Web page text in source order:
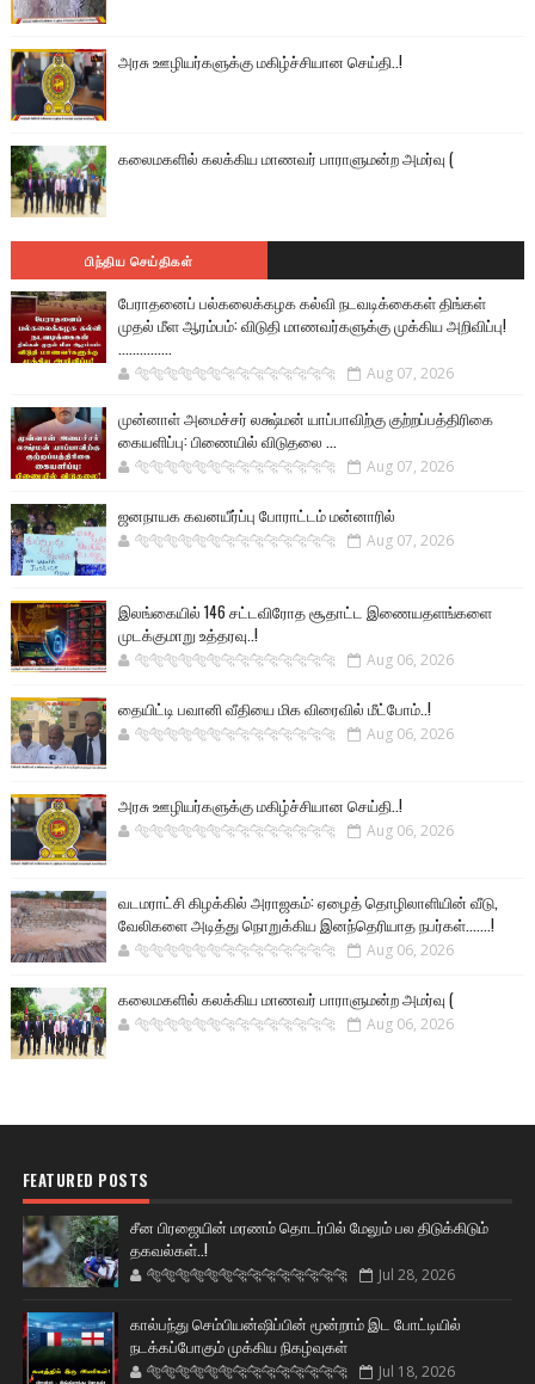
அரசு ஊழியர்களுக்கு மகிழ்ச்சியான செய்தி..!
கலைமகளில் கலக்கிய மாணவர் பாராளுமன்ற அமர்வு (
பிந்திய செய்திகள்
பேராதனைப் பல்கலைக்கழக கல்வி நடவடிக்கைகள் திங்கள்
முதல் மீள ஆரம்பம்: விடுதி மாணவர்களுக்கு முக்கிய அறிவிப்பு!
...............
🐅🐅🐅🐅🐅🐅🐆🐆🐆🐆🐆🐆🐆🐆 Aug 07, 2026
முன்னாள் அமைச்சர் லக்ஷ்மன் யாப்பாவிற்கு குற்றப்பத்திரிகை
கையளிப்பு: பிணையில் விடுதலை ...
🐅🐅🐅🐅🐅🐅🐆🐆🐆🐆🐆🐆🐆🐆 Aug 07, 2026
ஜனநாயக கவனயீர்ப்பு போராட்டம் மன்னாரில்
🐅🐅🐅🐅🐅🐅🐆🐆🐆🐆🐆🐆🐆🐆 Aug 07, 2026
இலங்கையில் 146 சட்டவிரோத சூதாட்ட இணையதளங்களை
முடக்குமாறு உத்தரவு..!
🐅🐅🐅🐅🐅🐅🐆🐆🐆🐆🐆🐆🐆🐆 Aug 06, 2026
தையிட்டி பவானி வீதியை மிக விரைவில் மீட்போம்..!
🐅🐅🐅🐅🐅🐅🐆🐆🐆🐆🐆🐆🐆🐆 Aug 06, 2026
அரசு ஊழியர்களுக்கு மகிழ்ச்சியான செய்தி..!
🐅🐅🐅🐅🐅🐅🐆🐆🐆🐆🐆🐆🐆🐆 Aug 06, 2026
வடமராட்சி கிழக்கில் அராஜகம்: ஏழைத் தொழிலாளியின் வீடு,
வேலிகளை அடித்து நொறுக்கிய இனந்தெரியாத நபர்கள்.......!
🐅🐅🐅🐅🐅🐅🐆🐆🐆🐆🐆🐆🐆🐆 Aug 06, 2026
கலைமகளில் கலக்கிய மாணவர் பாராளுமன்ற அமர்வு (
🐅🐅🐅🐅🐅🐅🐆🐆🐆🐆🐆🐆🐆🐆 Aug 06, 2026
FEATURED POSTS
சீன பிரஜையின் மரணம் தொடர்பில் மேலும் பல திடுக்கிடும்
தகவல்கள்..!
🐅🐅🐅🐅🐅🐅🐆🐆🐆🐆🐆🐆🐆🐆 Jul 28, 2026
கால்பந்து செம்பியன்ஷிப்பின் மூன்றாம் இட போட்டியில்
நடக்கப்போகும் முக்கிய நிகழ்வுகள்
🐅🐅🐅🐅🐅🐅🐆🐆🐆🐆🐆🐆🐆🐆 Jul 18, 2026